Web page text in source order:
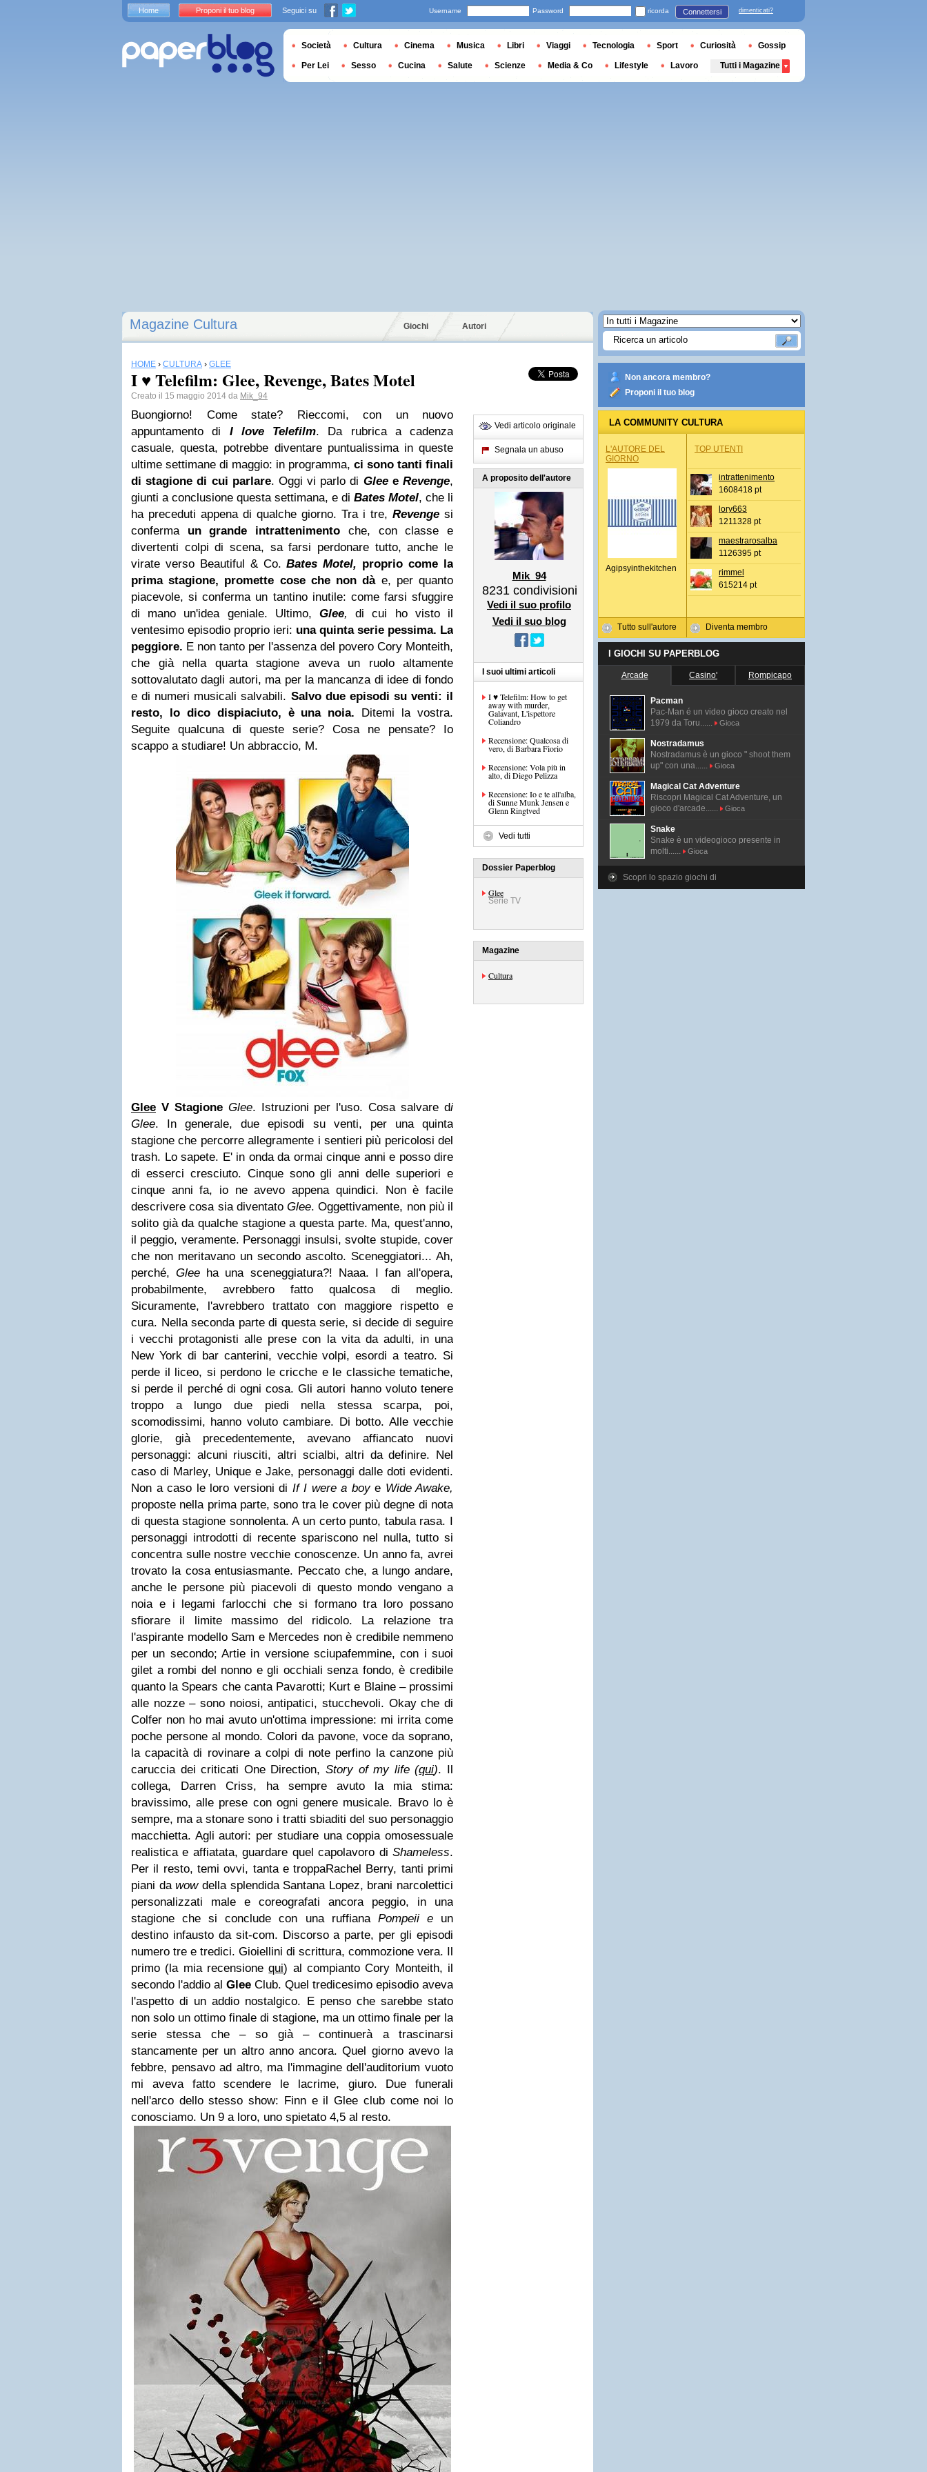
Magazine Cultura Giochi Autori
HOME › CULTURA › GLEE
I ♥ Telefilm: Glee, Revenge, Bates Motel
Creato il 15 maggio 2014 da Mik_94
Buongiorno! Come state? Rieccomi, con un nuovo
appuntamento di I love Telefilm. Da rubrica a cadenza
casuale, questa, potrebbe diventare puntualissima in queste
ultime settimane di maggio: in programma, ci sono tanti finali
di stagione di cui parlare. Oggi vi parlo di GleeeRevenge,
giunti a conclusione questa settimana, e di Bates Motel, che li
ha preceduti appena di qualche giorno. Tra i tre, Revenge si
conferma un grande intrattenimento che, con classe e
divertenti colpi di scena, sa farsi perdonare tutto, anche le
virate verso Beautiful & Co. Bates Motel, proprio come la
prima stagione, promette cose che non dà e, per quanto
piacevole, si conferma un tantino inutile: come farsi sfuggire
di mano un'idea geniale. Ultimo, Glee,di cui ho visto il
ventesimo episodio proprio ieri: una quinta serie pessima. La
peggiore. E non tanto per l'assenza del povero Cory Monteith,
che già nella quarta stagione aveva un ruolo altamente
sottovalutato dagli autori, ma per la mancanza di idee di fondo
e di numeri musicali salvabili. Salvo due episodi su venti: il
resto, lo dico dispiaciuto, è una noia. Ditemi la vostra.
Seguite qualcuna di queste serie? Cosa ne pensate? Io
scappo a studiare! Un abbraccio, M.
Glee V Stagione Glee. Istruzioni per l'uso. Cosa salvare di
Glee. In generale, due episodi su venti, per una quinta
stagione che percorre allegramente i sentieri più pericolosi del
trash. Lo sapete. E' in onda da ormai cinque anni e posso dire
di esserci cresciuto. Cinque sono gli anni delle superiori e
cinque anni fa, io ne avevo appena quindici. Non è facile
descrivere cosa sia diventato Glee. Oggettivamente, non più il
solito già da qualche stagione a questa parte. Ma, quest'anno,
il peggio, veramente. Personaggi insulsi, svolte stupide, cover
che non meritavano un secondo ascolto. Sceneggiatori... Ah,
perché,Glee ha una sceneggiatura?! Naaa. I fan all'opera,
probabilmente, avrebbero fatto qualcosa di meglio.
Sicuramente, l'avrebbero trattato con maggiore rispetto e
cura. Nella seconda parte di questa serie, si decide di seguire
i vecchi protagonisti alle prese con la vita da adulti, in una
New York di bar canterini, vecchie volpi, esordi a teatro. Si
perde il liceo, si perdono le cricche e le classiche tematiche,
si perde il perché di ogni cosa. Gli autori hanno voluto tenere
troppo a lungo due piedi nella stessa scarpa, poi,
scomodissimi, hanno voluto cambiare. Di botto. Alle vecchie
glorie, già precedentemente, avevano affiancato nuovi
personaggi: alcuni riusciti, altri scialbi, altri da definire. Nel
caso di Marley, Unique e Jake, personaggi dalle doti evidenti.
Non a caso le loro versioni di If I were a boye Wide Awake,
proposte nella prima parte, sono tra le cover più degne di nota
di questa stagione sonnolenta. A un certo punto, tabula rasa. I
personaggi introdotti di recente spariscono nel nulla, tutto si
concentra sulle nostre vecchie conoscenze. Un anno fa, avrei
trovato la cosa entusiasmante. Peccato che, a lungo andare,
anche le persone più piacevoli di questo mondo vengano a
noia e i legami farlocchi che si formano tra loro possano
sfiorare il limite massimo del ridicolo. La relazione tra
l'aspirante modello Sam e Mercedes non è credibile nemmeno
per un secondo; Artie in versione sciupafemmine, con i suoi
gilet a rombi del nonno e gli occhiali senza fondo, è credibile
quanto la Spears che canta Pavarotti; Kurt e Blaine – prossimi
alle nozze – sono noiosi, antipatici, stucchevoli. Okay che di
Colfer non ho mai avuto un'ottima impressione: mi irrita come
poche persone al mondo. Colori da pavone, voce da soprano,
la capacità di rovinare a colpi di note perfino la canzone più
caruccia dei criticati One Direction, Story of my life (qui). Il
collega, Darren Criss, ha sempre avuto la mia stima:
bravissimo, alle prese con ogni genere musicale. Bravo lo è
sempre, ma a stonare sono i tratti sbiaditi del suo personaggio
macchietta. Agli autori: per studiare una coppia omosessuale
realistica e affiatata, guardare quel capolavoro di Shameless.
Per il resto, temi ovvi, tanta e troppaRachel Berry, tanti primi
piani dawowdella splendida Santana Lopez, brani narcolettici
personalizzati male e coreografati ancora peggio, in una
stagione che si conclude con una ruffiana Pompeii e un
destino infausto da sit-com. Discorso a parte, per gli episodi
numero tre e tredici. Gioiellini di scrittura, commozione vera. Il
primo (la mia recensionequi) al compianto Cory Monteith, il
secondo l'addio al Glee Club. Quel tredicesimo episodio aveva
l'aspetto di un addio nostalgico. E penso che sarebbe stato
non solo un ottimo finale di stagione, ma un ottimo finale per la
serie stessa che – so già – continuerà a trascinarsi
stancamente per un altro anno ancora. Quel giorno avevo la
febbre, pensavo ad altro, ma l'immagine dell'auditorium vuoto
mi aveva fatto scendere le lacrime, giuro. Due funerali
nell'arco dello stesso show: Finn e il Glee club come noi lo
conosciamo. Un 9 a loro, uno spietato 4,5 al resto.
Vedi articolo originale
Segnala un abuso
A proposito dell'autore
Mik_94
8231 condivisioni
Vedi il suo profilo
Vedi il suo blog
I suoi ultimi articoli
I ♥ Telefilm: How to get
away with murder,
Galavant, L'ispettore
Coliandro
Recensione: Qualcosa di
vero, di Barbara Fiorio
Recensione: Vola più in
alto, di Diego Pelizza
Recensione: Io e te all'alba,
di Sunne Munk Jensen e
Glenn Ringtved
Vedi tutti
Dossier Paperblog
Glee
Serie TV
Magazine
Cultura
Non ancora membro?
Proponi il tuo blog
LA COMMUNITY CULTURA
L'AUTORE DEL
GIORNO
Agipsyinthekitchen
Tutto sull'autore
TOP UTENTI
intrattenimento
1608418 pt
lory663
1211328 pt
maestrarosalba
1126395 pt
rimmel
615214 pt
Diventa membro
I GIOCHI SU PAPERBLOG
Arcade Casino' Rompicapo
Pacman
Pac-Man é un video gioco creato nel
1979 da Toru......
Gioca
Nostradamus
Nostradamus è un gioco " shoot them
up" con una......
Gioca
Magical Cat Adventure
Riscopri Magical Cat Adventure, un
gioco d'arcade......
Gioca
Snake
Snake è un videogioco presente in
molti......
Gioca
Scopri lo spazio giochi di
Home Proponi il tuo blog Seguici su Username Password ricorda Connettersi dimenticati?
Società Cultura Cinema Musica Libri Viaggi Tecnologia Sport Curiosità Gossip
Per Lei Sesso Cucina Salute Scienze Media & Co Lifestyle Lavoro Tutti i Magazine